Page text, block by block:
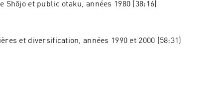
Shōjo et public otaku, années 1980 (38:16)
et diversification, années 1990 et 2000 (58:31)